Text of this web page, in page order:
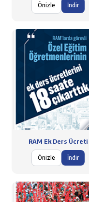
Önizle İndir
RAM Ek Ders Ücreti
Önizle İndir